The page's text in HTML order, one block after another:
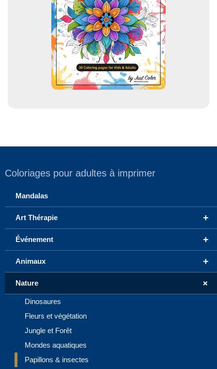
Coloriages pour adultes à imprimer
Mandalas
+
Art Thérapie
+
Événement
+
Animaux
+
Nature
Dinosaures
Fleurs et végétation
Jungle et Forêt
Mondes aquatiques
Papillons & insectes